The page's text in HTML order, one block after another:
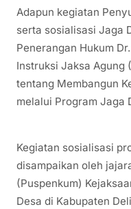
Adapun kegiatan
serta sosialisasi Jaga
Penerangan Hukum
Instruksi Jaksa Agung
tentang Membangun
melalui Program Jaga
Kegiatan sosialisasi
disampaikan oleh
(Puspenkum)
Desa di Kabupaten